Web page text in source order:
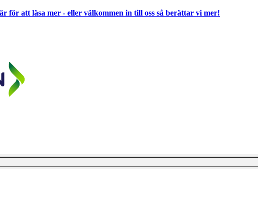
för att läsa mer - eller välkommen in till oss så berättar vi mer!